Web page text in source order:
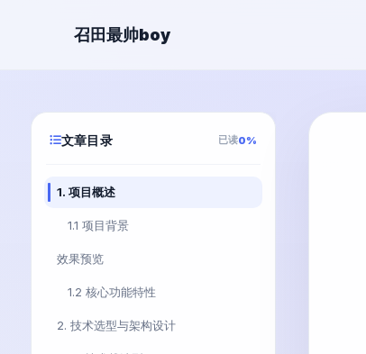
召田最帅boy
文章目录 已读0%
1. 项目概述
1.1 项目背景
效果预览
1.2 核心功能特性
2. 技术选型与架构设计